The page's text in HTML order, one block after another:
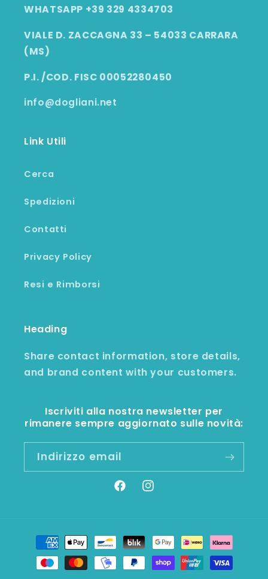
WHATSAPP +39 329 4334703
VIALE D. ZACCAGNA 33 – 54033 CARRARA
(MS)
P.I. /COD. FISC 00052280450
info@dogliani.net
Link Utili
Cerca
Spedizioni
Contatti
Privacy Policy
Resi e Rimborsi
Heading
Share contact information, store details,
and brand content with your customers.
Iscriviti alla nostra newsletter per
rimanere sempre aggiornato sulle novità:
Indirizzo email
FacebookInstagram
Metodi
pagamento